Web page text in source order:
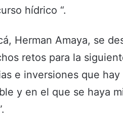
hídrico “.
Herman Amaya, se
retos para la
e inversiones que
y en el que se haya